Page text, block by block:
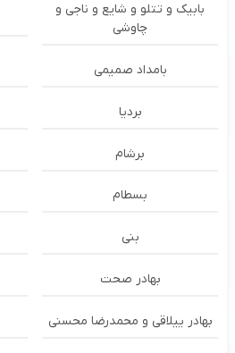
بابیک و تتلو و شایع و ناجی و
چاوشی
بامداد صمیمی
بردیا
برشام
بسطام
بنی
بهادر صحت
بهادر ییلاقی و محمدرضا محسنی